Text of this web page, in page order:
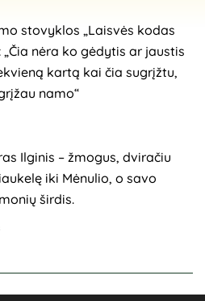
stovyklos „Laisvės kodas
„Čia nėra ko gėdytis ar jaustis
kartą kai čia sugrįžtu,
namo“
Ilginis – žmogus, dviračiu
iki Mėnulio, o savo
širdis.